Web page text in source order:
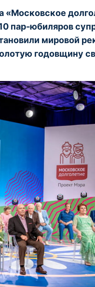
«Московское
пар-юбиляров
мировой
годовщину